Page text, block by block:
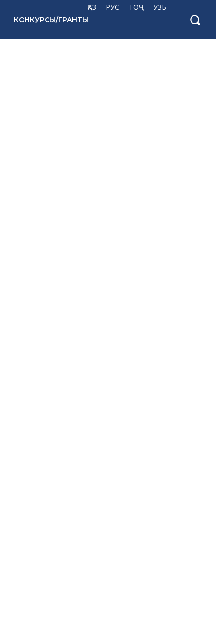
ҚАЗ РУС ТОҶ УЗБ
КОНКУРСЫ/ГРАНТЫ